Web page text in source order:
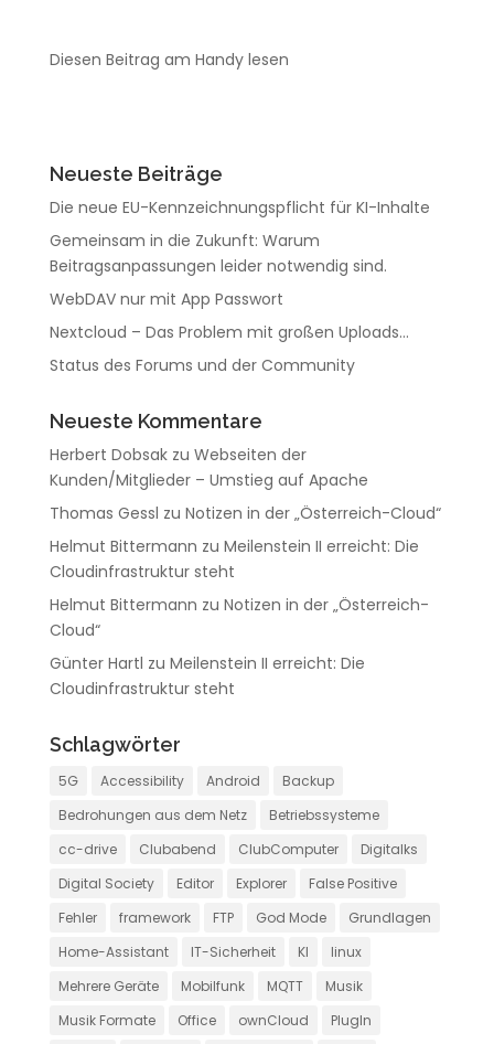
Diesen Beitrag am Handy lesen
Neueste Beiträge
Die neue EU-Kennzeichnungspflicht für KI-Inhalte
Gemeinsam in die Zukunft: Warum
Beitragsanpassungen leider notwendig sind.
WebDAV nur mit App Passwort
Nextcloud – Das Problem mit großen Uploads…
Status des Forums und der Community
Neueste Kommentare
Herbert Dobsakzu Webseiten der
Kunden/Mitglieder – Umstieg auf Apache
Thomas Gessl zu Notizen in der „Österreich-Cloud“
Helmut Bittermann zu Meilenstein II erreicht: Die
Cloudinfrastruktur steht
Helmut Bittermann zu Notizen in der „Österreich-
Cloud“
Günter Hartl zu Meilenstein II erreicht: Die
Cloudinfrastruktur steht
Schlagwörter
5G Accessibility Android
Backup
Bedrohungen aus dem Netz
Betriebssysteme
cc-drive
Clubabend ClubComputer
Digitalks
Digital Society
Editor Explorer
False Positive
Fehler
framework FTP God Mode
Grundlagen
Home-Assistant
IT-Sicherheit KI
linux
Mehrere Geräte
Mobilfunk MQTT
Musik
Musik Formate
Office ownCloud
PlugIn